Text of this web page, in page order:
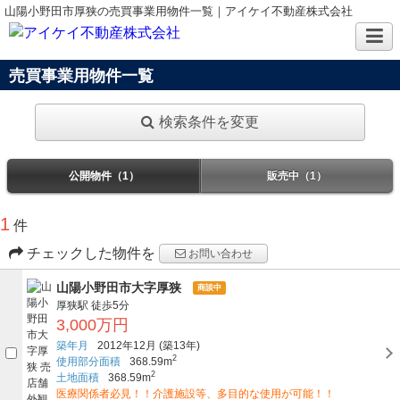
山陽小野田市厚狭の売買事業用物件一覧｜アイケイ不動産株式会社
売買事業用物件一覧
検索条件を変更
公開物件（1） 販売中（1）
1 件
チェックした物件を
お問い合わせ
山陽小野田市大字厚狭 商談中
厚狭駅 徒歩5分
3,000万円
築年月 2012年12月 (築13年)
使用部分面積
368.59m2
土地面積 368.59m2
医療関係者必見！！介護施設等、多目的な使用が可能！！